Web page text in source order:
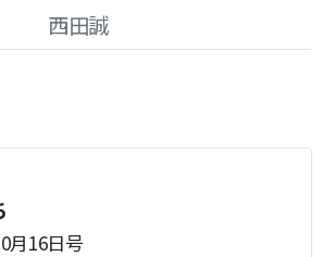
西田誠
月16日号